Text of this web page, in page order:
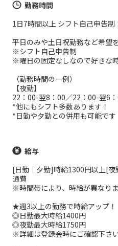
勤務時間
1日7時間以上 シフト自己申告制
平日のみや土日祝勤務など希望
※シフト自己申告制
※曜日の固定なしなので好きな
（勤務時間の一例）
【夜勤】
22：00-翌8：00／22：00-翌6
*他にもシフト多数あります！
*日勤や夕勤との併用も可能です
給与
[日勤｜夕勤]時給1300円以上[
通費
※時間帯により、時給が異なりま
★週3以上の勤務で時給アップ！
◎日勤最大時給1400円
◎夜勤最大時給1750円
※詳細は登録会時にご確認下さい